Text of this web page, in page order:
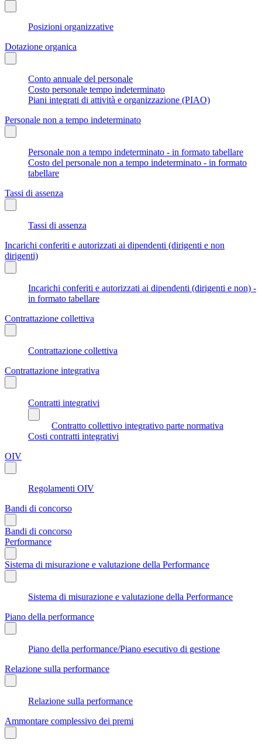
Posizioni organizzative
Dotazione organica
Conto annuale del personale
Costo personale tempo indeterminato
Piani integrati di attività e organizzazione (PIAO)
Personale non a tempo indeterminato
Personale non a tempo indeterminato - in formato tabellare
Costo del personale non a tempo indeterminato - in formato
tabellare
Tassi di assenza
Tassi di assenza
Incarichi conferiti e autorizzati ai dipendenti (dirigenti e non
dirigenti)
Incarichi conferiti e autorizzati ai dipendenti (dirigenti e non) -
in formato tabellare
Contrattazione collettiva
Contrattazione collettiva
Contrattazione integrativa
Contratti integrativi
Contratto collettivo integrativo parte normativa
Costi contratti integrativi
OIV
Regolamenti OIV
Bandi di concorso
Bandi di concorso
Performance
Sistema di misurazione e valutazione della Performance
Sistema di misurazione e valutazione della Performance
Piano della performance
Piano della performance/Piano esecutivo di gestione
Relazione sulla performance
Relazione sulla performance
Ammontare complessivo dei premi